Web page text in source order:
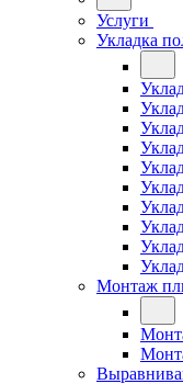
Услуги
Укладка
Монтаж